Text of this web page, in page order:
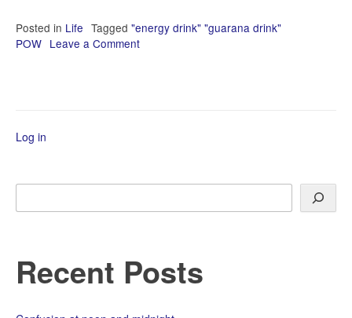
Posted in Life Tagged "energy drink" "guarana drink"
POW Leave a Comment
음
POW!
Log in
Search
Recent Posts